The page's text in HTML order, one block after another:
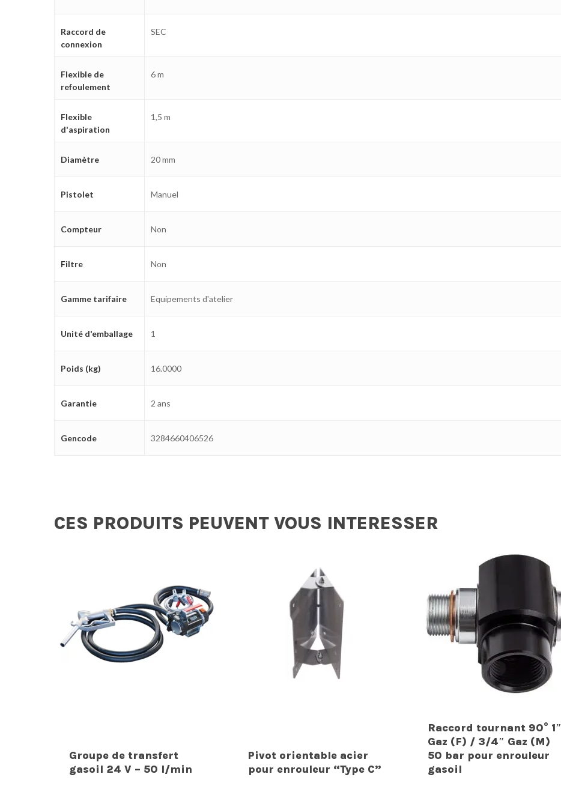
Raccord de
connexion
SEC
Flexible de
refoulement
6 m
Flexible
d'aspiration
1,5 m
Diamètre 20 mm
Pistolet Manuel
Compteur Non
Filtre Non
Gamme tarifaire Equipements d'atelier
Unité d'emballage 1
Poids (kg) 16.0000
Garantie 2 ans
Gencode 3284660406526
CES PRODUITS PEUVENT VOUS INTERESSER
Groupe de transfert
gasoil 24 V – 50 l/min
Pivot orientable acier
pour enrouleur “Type C”
Raccord tournant 90° 1″
Gaz (F) / 3/4″ Gaz (M)
50 bar pour enrouleur
gasoil